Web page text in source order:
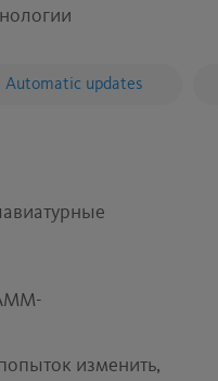
Automatic updates
изменить,